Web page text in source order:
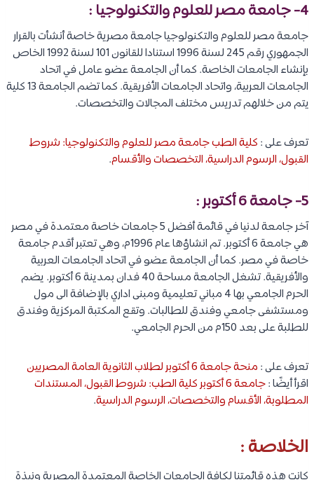
4- جامعة مصر للعلوم والتكنولوجيا :
جامعة مصر للعلوم والتكنولوجيا جامعة مصرية خاصة أنشأت بالقرار
الجمهوري رقم 245 لسنة 1996 استنادا للقانون 101 لسنة 1992 الخاص
بإنشاء الجامعات الخاصة. كما أن الجامعة عضو عامل في اتحاد
الجامعات العربية، واتحاد الجامعات الأفريقية. كما تضم الجامعة 13 كلية
يتم من خلالهم تدريس مختلف المجالات والتخصصات.
تعرف على : كلية الطب جامعة مصر للعلوم والتكنولوجيا: شروط
القبول، الرسوم الدراسية، التخصصات والأقسام.
5- جامعة 6 أكتوبر :
آخر جامعة لدنيا في قائمة أفضل 5 جامعات خاصة معتمدة في مصر
هي جامعة 6 أكتوبر. تم انشاؤها عام 1996م، وهي تعتبر أقدم جامعة
خاصة في مصر. كما أن الجامعة عضو في اتحاد الجامعات العربية
والأفريقية. تشغل الجامعة مساحة 40 فدان بمدينة 6 أكتوبر. يضم
الحرم الجامعي بها 4 مباني تعليمية ومبنى اداري بالإضافة الى مول
ومستشفى جامعي وفندق للطالبات. وتقع المكتبة المركزية وفندق
للطلبة على بعد 150م من الحرم الجامعي.
تعرف على : منحة جامعة 6 أكتوبر لطلاب الثانوية العامة المصريين
اقرأ أيضًا :
جامعة 6 أكتوبر كلية الطب: شروط القبول، المستندات
المطلوبة، الأقسام والتخصصات، الرسوم الدراسية.
الخلاصة :